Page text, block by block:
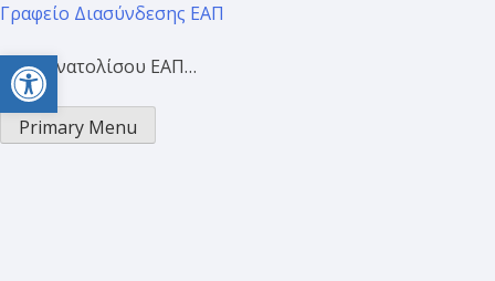
Open toolbar
Γραφείο Διασύνδεσης ΕΑΠ
Προσανατολίσου ΕΑΠ…
Primary Menu